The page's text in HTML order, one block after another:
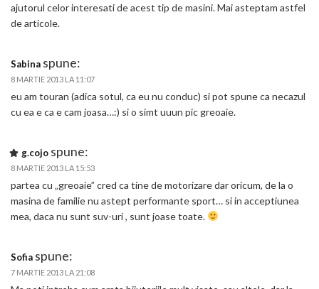
ajutorul celor interesati de acest tip de masini. Mai asteptam astfel
de articole.
Sabina spune:
8 MARTIE 2013 LA 11:07
eu am touran (adica sotul, ca eu nu conduc) si pot spune ca necazul
cu ea e ca e cam joasa…:) si o simt uuun pic greoaie.
g.cojo spune:
8 MARTIE 2013 LA 15:53
partea cu „greoaie” cred ca tine de motorizare dar oricum, de la o
masina de familie nu astept performante sport… si in acceptiunea
mea, daca nu sunt suv-uri , sunt joase toate.
Sofia spune:
7 MARTIE 2013 LA 21:08